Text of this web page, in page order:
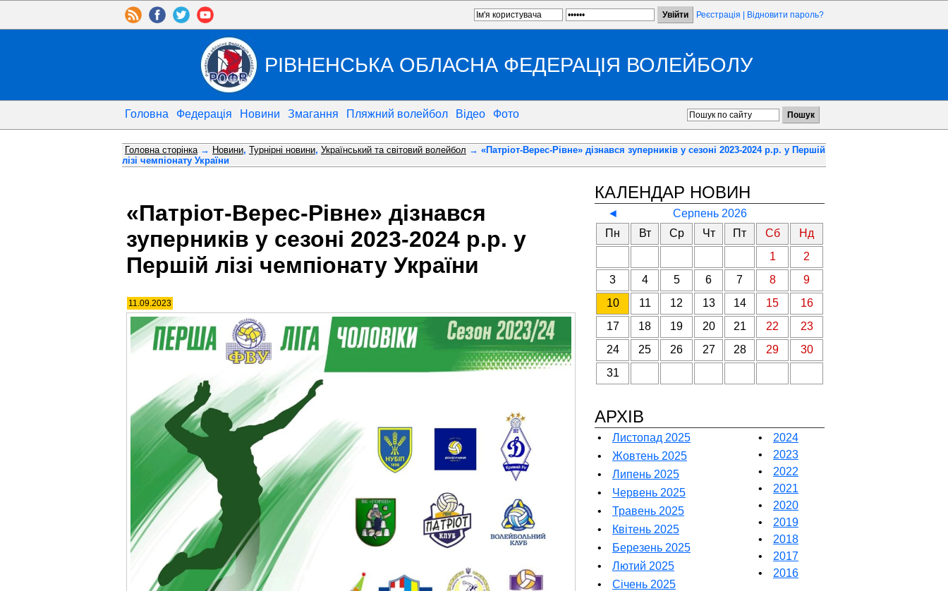
Реєстрація Відновити пароль?
РІВНЕНСЬКА ОБЛАСНА ФЕДЕРАЦІЯ ВОЛЕЙБОЛУ
Головна Федерація Новини Змагання Пляжний волейбол Відео Фото
Головна сторінка→ Новини, Турнірні новини, Український та світовий волейбол → «Патріот-Верес-Рівне» дізнався зуперників у сезоні 2023-2024 р.р. у Першій
лізі чемпіонату України
«Патріот-Верес-Рівне» дізнався
зуперників у сезоні 2023-2024 р.р. у
Першій лізі чемпіонату України
11.09.2023
КАЛЕНДАР НОВИН
◄
Серпень 2026
Пн
Вт Ср Чт Пт Сб
Нд
1
2
3
4 5 6 7 8
9
10
11 12 13 14 15
16
17
18 19 20 21 22
23
24
25 26 27 28 29
30
31
АРХІВ
•
Листопад 2025
•
Жовтень 2025
•
Липень 2025
•
Червень 2025
•
Травень 2025
•
Квітень 2025
•
Березень 2025
•
Лютий 2025
•
Січень 2025
•
2024
•
2023
•
2022
•
2021
•
2020
•
2019
•
2018
•
2017
•
2016